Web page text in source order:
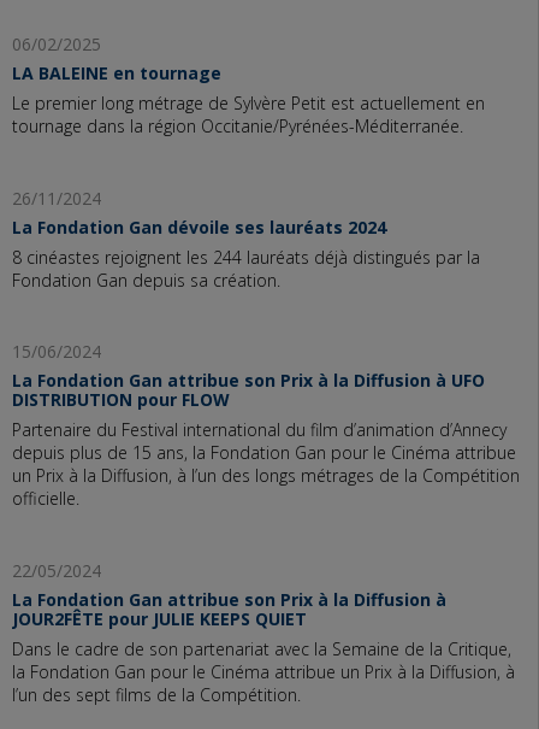
06/02/2025
LA BALEINE en tournage
Le premier long métrage de Sylvère Petit est actuellement en
tournage dans la région Occitanie/Pyrénées-Méditerranée.
26/11/2024
La Fondation Gan dévoile ses lauréats 2024
8 cinéastes rejoignent les 244 lauréats déjà distingués par la
Fondation Gan depuis sa création.
15/06/2024
La Fondation Gan attribue son Prix à la Diffusion à UFO
DISTRIBUTION pour FLOW
Partenaire du Festival international du film d’animation d’Annecy
depuis plus de 15 ans, la Fondation Gan pour le Cinéma attribue
un Prix à la Diffusion, à l’un des longs métrages de la Compétition
officielle.
22/05/2024
La Fondation Gan attribue son Prix à la Diffusion à
JOUR2FÊTE pour JULIE KEEPS QUIET
Dans le cadre de son partenariat avec la Semaine de la Critique,
la Fondation Gan pour le Cinéma attribue un Prix à la Diffusion, à
l’un des sept films de la Compétition.